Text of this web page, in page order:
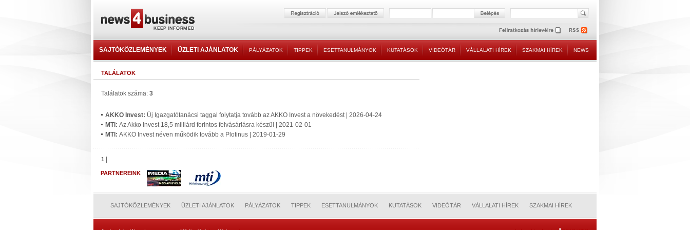
SAJTÓKÖZLEMÉNYEK ÜZLETI AJÁNLATOK PÁLYÁZATOK TIPPEK ESETTANULMÁNYOK KUTATÁSOK VIDEÓTÁR VÁLLALATI HÍREK SZAKMAI HÍREK NEWS
TALÁLATOK
Találatok száma: 3
AKKO Invest: Új Igazgatótanácsi taggal folytatja tovább az AKKO Invest a növekedést | 2026-04-24
MTI: Az Akko Invest 18,5 milliárd forintos felvásárlásra készül | 2021-02-01
MTI: AKKO Invest néven működik tovább a Plotinus | 2019-01-29
1
PARTNEREINK
SAJTÓKÖZLEMÉNYEK ÜZLETI AJÁNLATOK PÁLYÁZATOK TIPPEK ESETTANULMÁNYOK KUTATÁSOK VIDEÓTÁR VÁLLALATI HÍREK SZAKMAI HÍREK